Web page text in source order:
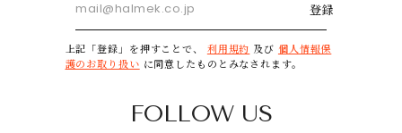
登録
上記「登録」を押すことで、 利用規約 及び 個人情報保
護のお取り扱い に同意したものとみなされます。
FOLLOW US